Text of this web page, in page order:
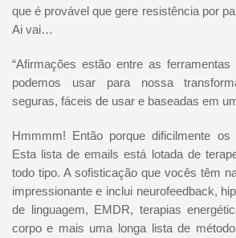
que é provável que gere resistência por
Ai vai…
“Afirmações estão entre as
podemos usar para nossa
seguras, fáceis de usar e baseadas em
Hmmmm! Então porque dificilmente
Esta lista de emails está lotada de
todo tipo. A sofisticação que vocês têm
impressionante e inclui neurofeedback,
de linguagem, EMDR, terapias
corpo e mais uma longa lista de